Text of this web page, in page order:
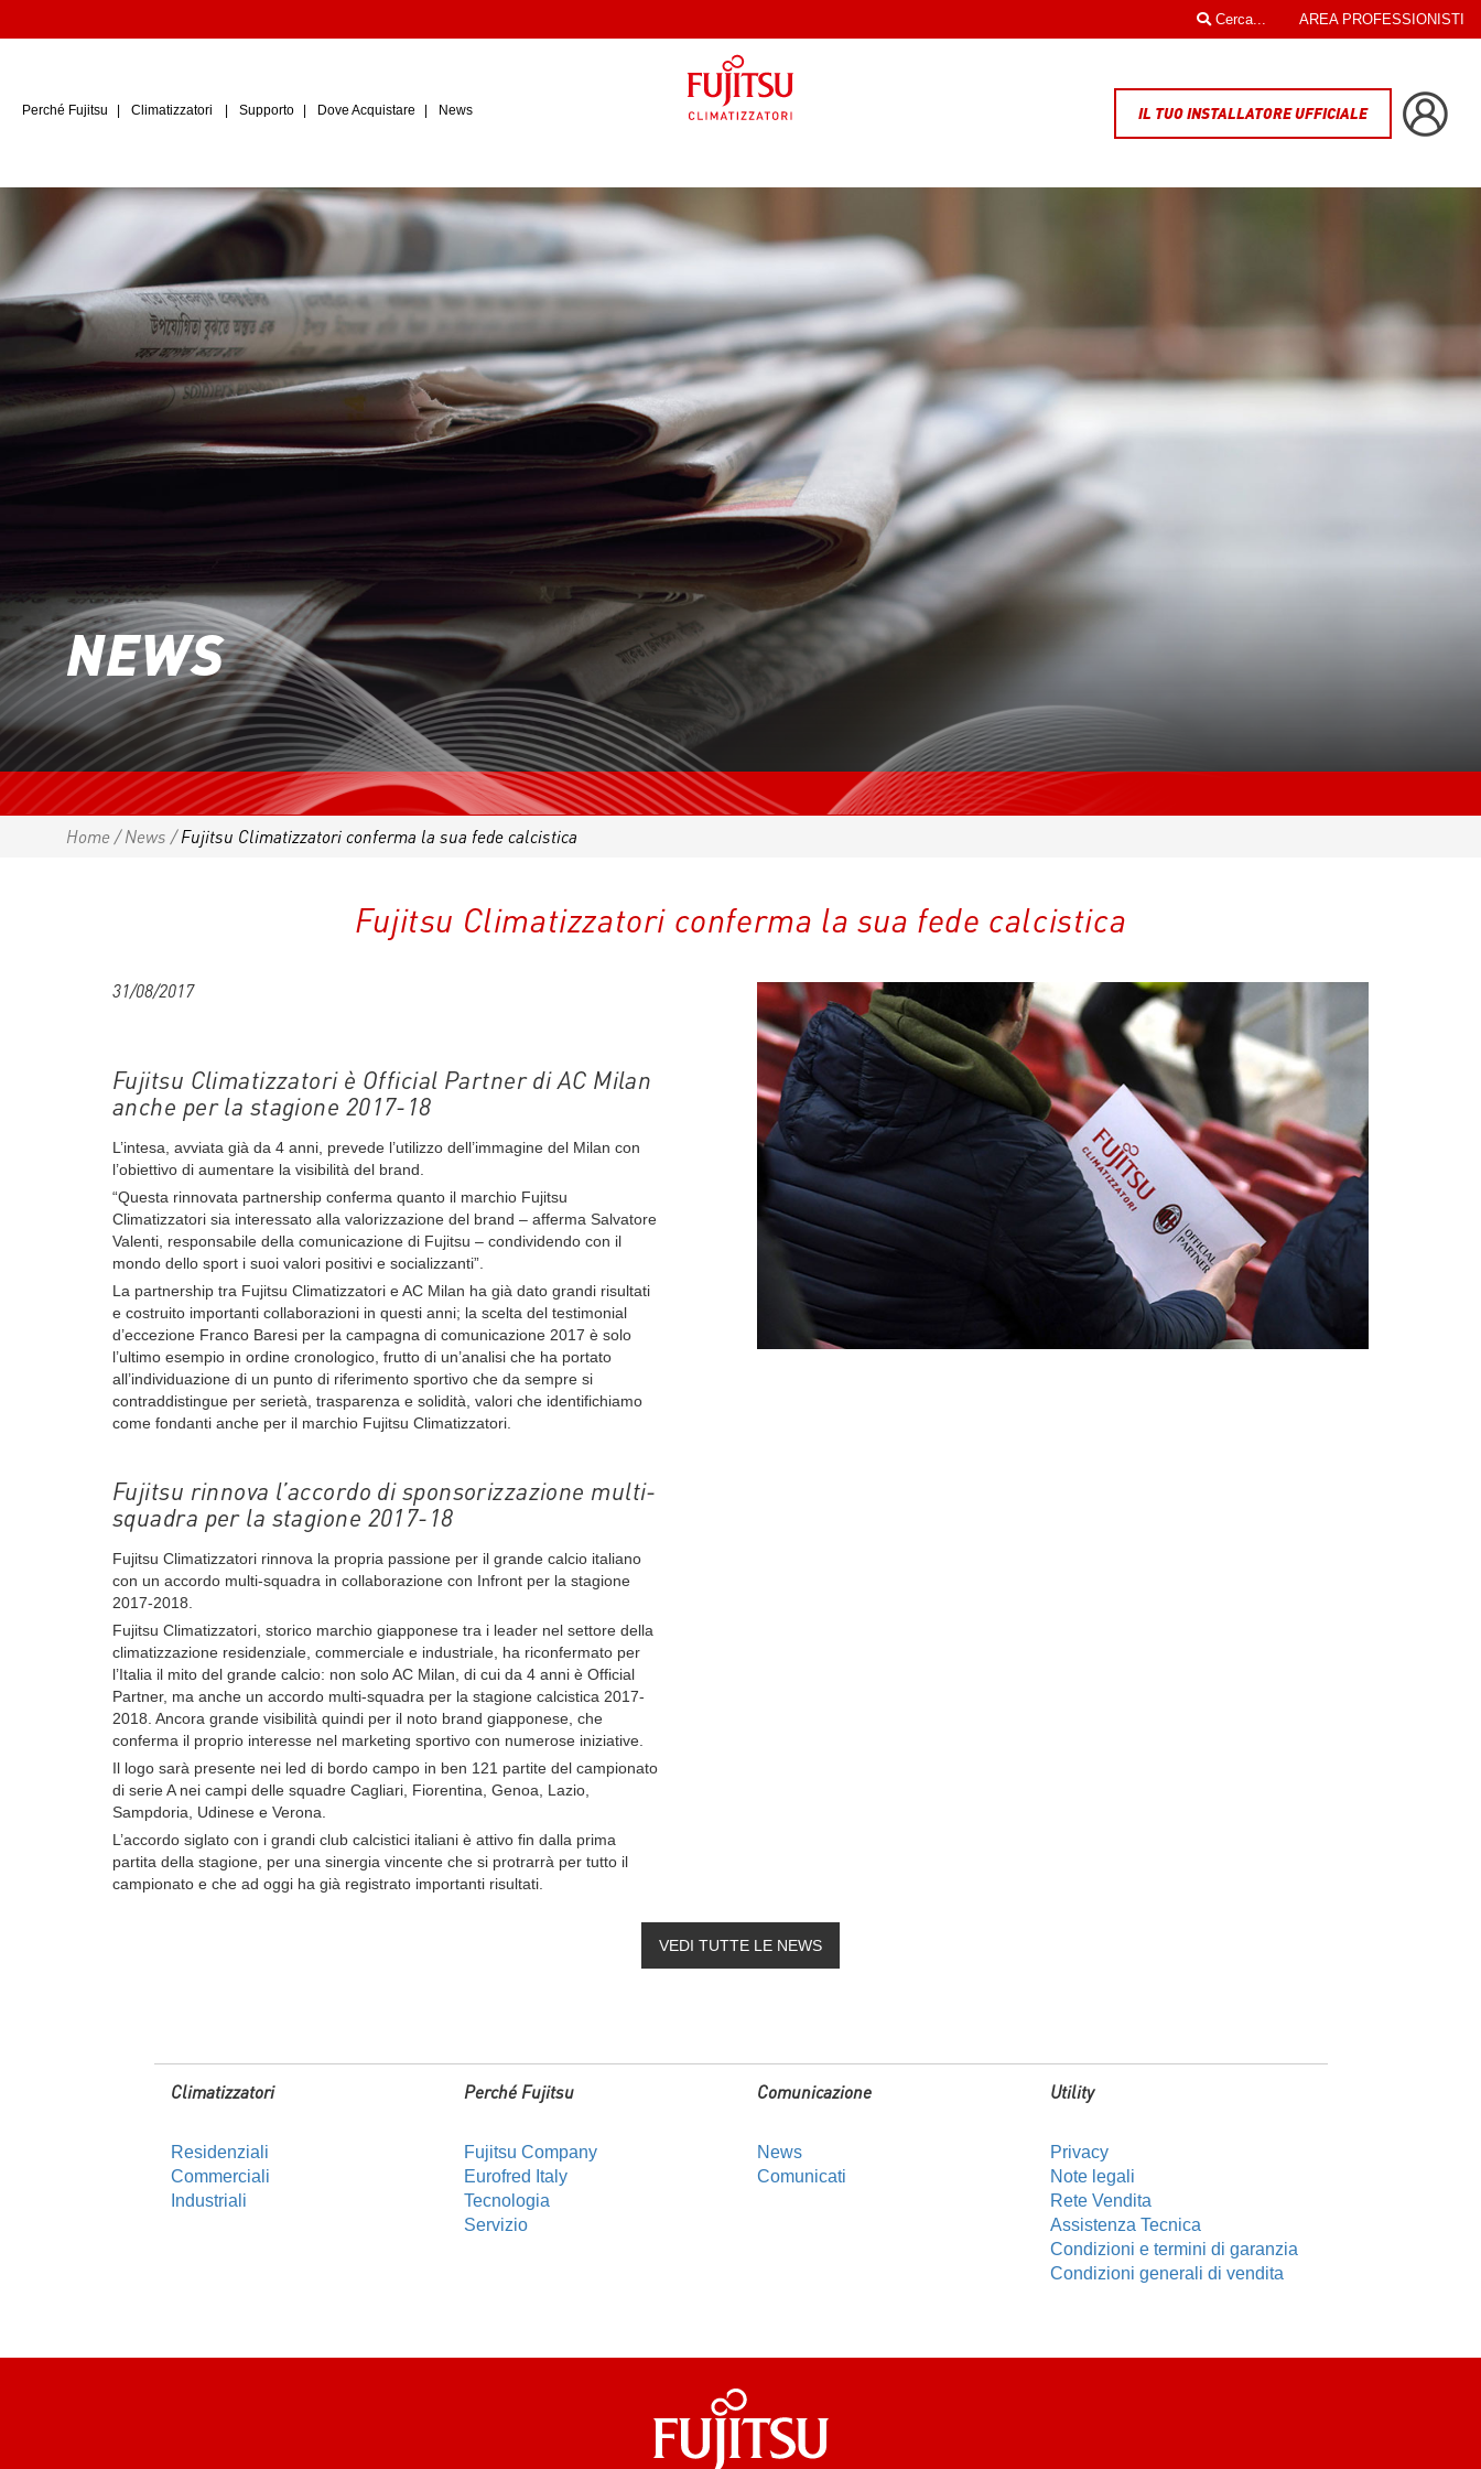
AREA PROFESSIONISTI
Cerca...
Perché Fujitsu Climatizzatori Supporto Dove Acquistare News IL TUO INSTALLATORE UFFICIALE
NEWS
Home /News /Fujitsu Climatizzatori conferma la sua fede calcistica
Fujitsu Climatizzatori conferma la sua fede calcistica
31/08/2017
Fujitsu Climatizzatori è Official Partner di AC Milan
anche per la stagione 2017-18
L’intesa, avviata già da 4 anni, prevede l’utilizzo dell’immagine del Milan con
l’obiettivo di aumentare la visibilità del brand.
“Questa rinnovata partnership conferma quanto il marchio Fujitsu
Climatizzatori sia interessato alla valorizzazione del brand – afferma Salvatore
Valenti, responsabile della comunicazione di Fujitsu – condividendo con il
mondo dello sport i suoi valori positivi e socializzanti”.
La partnership tra Fujitsu Climatizzatori e AC Milan ha già dato grandi risultati
e costruito importanti collaborazioni in questi anni; la scelta del testimonial
d’eccezione Franco Baresi per la campagna di comunicazione 2017 è solo
l’ultimo esempio in ordine cronologico, frutto di un’analisi che ha portato
all’individuazione di un punto di riferimento sportivo che da sempre si
contraddistingue per serietà, trasparenza e solidità, valori che identifichiamo
come fondanti anche per il marchio Fujitsu Climatizzatori.
Fujitsu rinnova l’accordo di sponsorizzazione multi-
squadra per la stagione 2017-18
Fujitsu Climatizzatori rinnova la propria passione per il grande calcio italiano
con un accordo multi-squadra in collaborazione con Infront per la stagione
2017-2018.
Fujitsu Climatizzatori, storico marchio giapponese tra i leader nel settore della
climatizzazione residenziale, commerciale e industriale, ha riconfermato per
l’Italia il mito del grande calcio: non solo AC Milan, di cui da 4 anni è Official
Partner, ma anche un accordo multi-squadra per la stagione calcistica 2017-
2018. Ancora grande visibilità quindi per il noto brand giapponese, che
conferma il proprio interesse nel marketing sportivo con numerose iniziative.
Il logo sarà presente nei led di bordo campo in ben 121 partite del campionato
di serie A nei campi delle squadre Cagliari, Fiorentina, Genoa, Lazio,
Sampdoria, Udinese e Verona.
L’accordo siglato con i grandi club calcistici italiani è attivo fin dalla prima
partita della stagione, per una sinergia vincente che si protrarrà per tutto il
campionato e che ad oggi ha già registrato importanti risultati.
VEDI TUTTE LE NEWS
Climatizzatori
Residenziali
Commerciali
Industriali
Perché Fujitsu
Fujitsu Company
Eurofred Italy
Tecnologia
Servizio
Comunicazione
News
Comunicati
Utility
Privacy
Note legali
Rete Vendita
Assistenza Tecnica
Condizioni e termini di garanzia
Condizioni generali di vendita